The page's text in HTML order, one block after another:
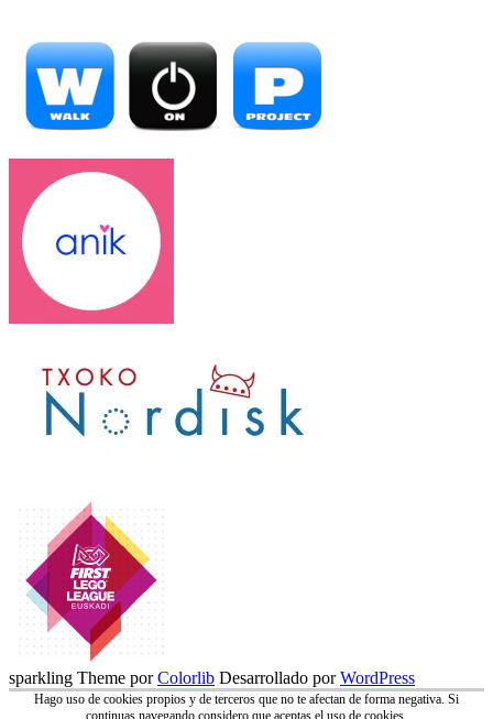
sparkling Theme porColorlib Desarrollado porWordPress
Hago uso de cookies propios y de terceros que no te afectan de forma negativa. Si
continuas navegando considero que aceptas el uso de cookies.